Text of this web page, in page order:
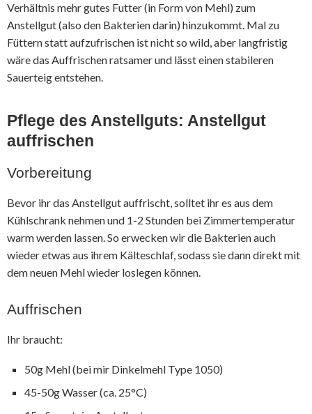
Verhältnis mehr gutes Futter (in Form von Mehl) zum
Anstellgut (also den Bakterien darin) hinzukommt. Mal zu
Füttern statt aufzufrischen ist nicht so wild, aber langfristig
wäre das Auffrischen ratsamer und lässt einen stabileren
Sauerteig entstehen.
Pflege des Anstellguts: Anstellgut
auffrischen
Vorbereitung
Bevor ihr das Anstellgut auffrischt, solltet ihr es aus dem
Kühlschrank nehmen und 1-2 Stunden bei Zimmertemperatur
warm werden lassen. So erwecken wir die Bakterien auch
wieder etwas aus ihrem Kälteschlaf, sodass sie dann direkt mit
dem neuen Mehl wieder loslegen können.
Auffrischen
Ihr braucht:
50g Mehl (bei mir Dinkelmehl Type 1050)
45-50g Wasser (ca. 25°C)